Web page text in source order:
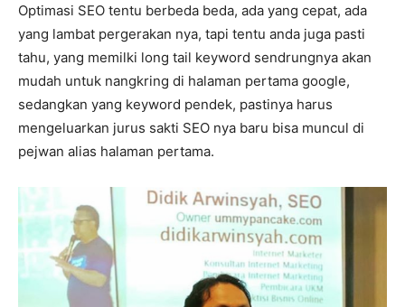
Optimasi SEO tentu berbeda beda, ada yang cepat, ada
yang lambat pergerakan nya, tapi tentu anda juga pasti
tahu, yang memilki long tail keyword sendrungnya akan
mudah untuk nangkring di halaman pertama google,
sedangkan yang keyword pendek, pastinya harus
mengeluarkan jurus sakti SEO nya baru bisa muncul di
pejwan alias halaman pertama.